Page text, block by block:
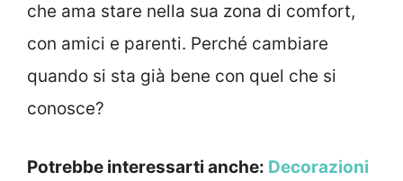
che ama stare nella sua zona di comfort,
con amici e parenti. Perché cambiare
quando si sta già bene con quel che si
conosce?
Potrebbe interessarti anche: Decorazioni